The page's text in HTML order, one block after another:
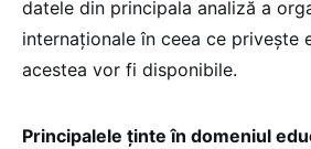
datele din principala analiză a
internaționale în ceea ce privește
acestea vor fi disponibile.
Principalele ținte în domeniul